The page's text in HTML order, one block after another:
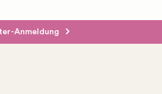
Anmeldung